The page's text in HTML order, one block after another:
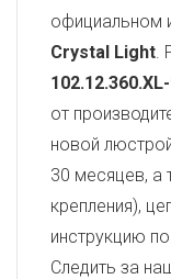
официальном
Crystal Light.
от
новой
30 месяцев, а
крепления),
инструкцию
Следить за